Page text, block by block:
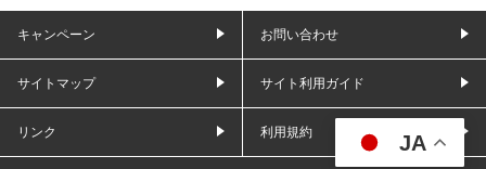
JA
キャンペーン お問い合わせ
サイトマップ サイト利用ガイド
リンク 利用規約